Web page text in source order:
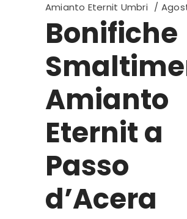
Amianto Eternit Umbri
Bonifiche
Amianto
Eternit a
Passo
d’Acera